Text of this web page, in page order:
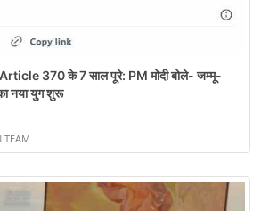
Article 370 के 7 साल पूरे: PM मोदी बोले- जम्मू-
नया युग शुरू
TEAM